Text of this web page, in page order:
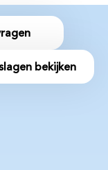
o
f
d
m
bekijken